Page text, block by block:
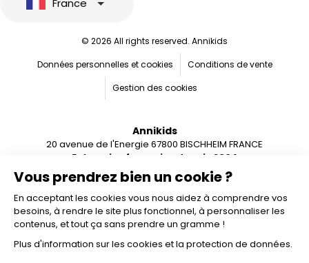
Vous prendrez bien un cookie ?
En acceptant les cookies vous nous aidez à comprendre vos
besoins, à rendre le site plus fonctionnel, à personnaliser les
contenus, et tout ça sans prendre un gramme !
Plus d'information sur les cookies et la protection de données.
© 2026 All rights reserved. Annikids
Données personnelles et cookies
Conditions de vente
Gestion des cookies
Annikids
20 avenue de l'Energie 67800 BISCHHEIM FRANCE
Entreprise française depuis 2004